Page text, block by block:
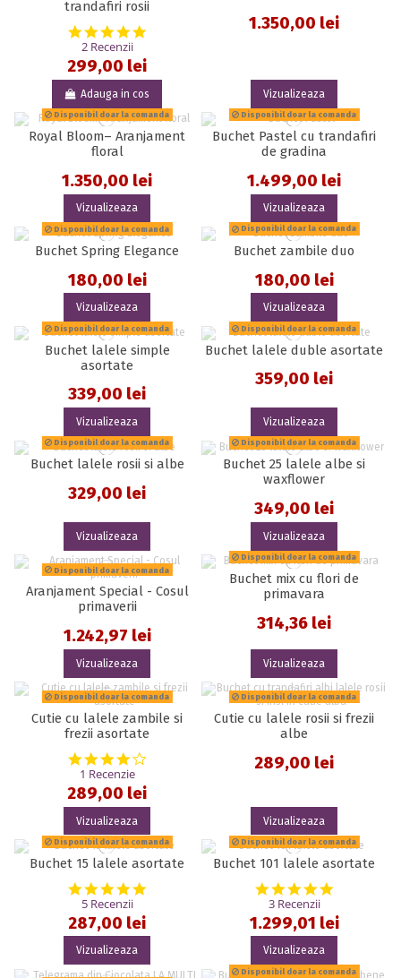
trandafiri rosii
5.0 star rating
2 Recenzii
299,00 lei
Adauga in cos
1.350,00 lei
Vizualizeaza
Disponibil doar la comanda
Royal Bloom– Aranjament
floral
1.350,00 lei
Vizualizeaza
Disponibil doar la comanda
Buchet Pastel cu trandafiri
de gradina
1.499,00 lei
Vizualizeaza
Disponibil doar la comanda
Buchet Spring Elegance
180,00 lei
Vizualizeaza
Disponibil doar la comanda
Buchet zambile duo
180,00 lei
Vizualizeaza
Disponibil doar la comanda
Buchet lalele simple
asortate
339,00 lei
Vizualizeaza
Disponibil doar la comanda
Buchet lalele duble asortate
359,00 lei
Vizualizeaza
Disponibil doar la comanda
Buchet lalele rosii si albe
329,00 lei
Vizualizeaza
Disponibil doar la comanda
Buchet 25 lalele albe si
waxflower
349,00 lei
Vizualizeaza
Disponibil doar la comanda
Aranjament Special - Cosul
primaverii
1.242,97 lei
Vizualizeaza
Disponibil doar la comanda
Buchet mix cu flori de
primavara
314,36 lei
Vizualizeaza
Disponibil doar la comanda
Cutie cu lalele zambile si
frezii asortate
4.0 star rating
1 Recenzie
289,00 lei
Vizualizeaza
Disponibil doar la comanda
Cutie cu lalele rosii si frezii
albe
289,00 lei
Vizualizeaza
Disponibil doar la comanda
Buchet 15 lalele asortate
5.0 star rating
5 Recenzii
287,00 lei
Vizualizeaza
Disponibil doar la comanda
Buchet 101 lalele asortate
5.0 star
3 Recenzii
1.299,01 lei
Vizualizeaza
Disponibil doar la comanda